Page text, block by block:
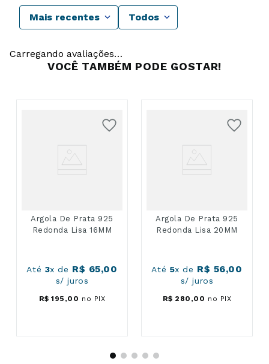
Mais recentes Todos
Carregando avaliações…
VOCÊ TAMBÉM PODE GOSTAR!
Argola De Prata 925
Redonda Lisa 16MM
Até 3x de R$ 65,00
s/ juros
R$ 195 ,00 no PIX
Argola De Prata 925
Redonda Lisa 20MM
Até 5x de R$ 56,00
s/ juros
R$ 280 ,00 no PIX